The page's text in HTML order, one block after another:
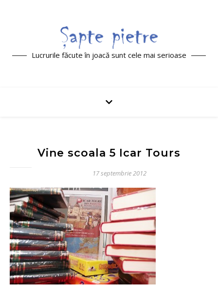
Lucrurile făcute în joacă sunt cele mai serioase
Vine scoala 5 Icar Tours
17 septembrie 2012